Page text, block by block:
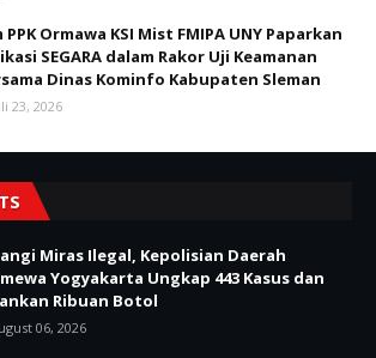
PPK Ormawa KSI Mist FMIPA UNY Paparkan
SEGARA dalam Rakor Uji Keamanan
Dinas Kominfo Kabupaten Sleman
23, 2026
Miras Ilegal, Kepolisian Daerah
Yogyakarta Ungkap 443 Kasus dan
Ribuan Botol
06, 2026